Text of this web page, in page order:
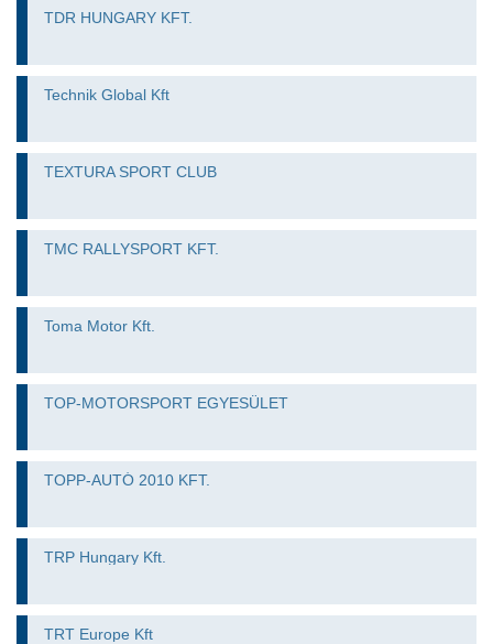
TDR HUNGARY KFT.
Technik Global Kft
TEXTURA SPORT CLUB
TMC RALLYSPORT KFT.
Toma Motor Kft.
TOP-MOTORSPORT EGYESÜLET
TOPP-AUTÓ 2010 KFT.
TRP Hungary Kft.
TRT Europe Kft